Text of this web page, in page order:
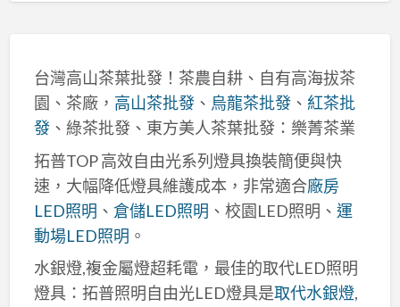
台灣高山茶葉批發！茶農自耕、自有高海拔茶
園、茶廠， 高山茶批發、 烏龍茶批發、 紅茶批
發、綠茶批發、東方美人茶葉批發：樂菁茶業
拓普TOP 高效自由光系列燈具換裝簡便與快
速，大幅降低燈具維護成本，非常適合廠房
LED照明 、 倉儲LED照明 、校園LED照明、 運
動場LED照明 。
水銀燈,複金屬燈超耗電，最佳的取代LED照明
燈具：拓普照明自由光LED燈具是取代水銀燈,